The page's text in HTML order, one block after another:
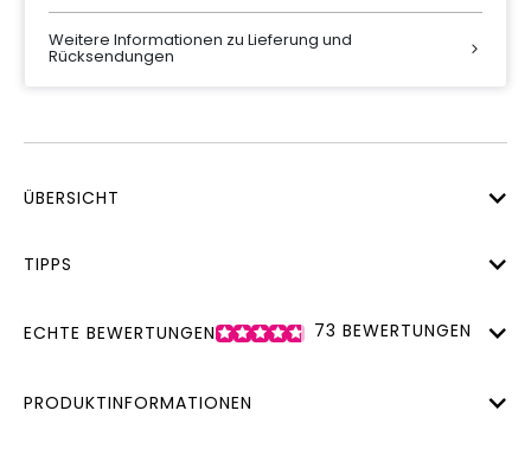
Weitere Informationen zu Lieferung und
Rücksendungen
ÜBERSICHT
TIPPS
ECHTE BEWERTUNGEN 73 BEWERTUNGEN
PRODUKTINFORMATIONEN